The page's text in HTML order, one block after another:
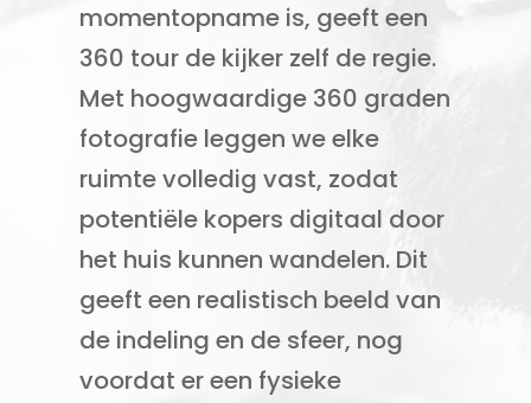
momentopname is, geeft een
360 tour de kijker zelf de regie.
Met hoogwaardige 360 graden
fotografie leggen we elke
ruimte volledig vast, zodat
potentiële kopers digitaal door
het huis kunnen wandelen. Dit
geeft een realistisch beeld van
de indeling en de sfeer, nog
voordat er een fysieke